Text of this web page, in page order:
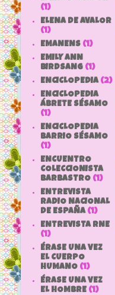
(1)
ELENA DE AVALOR
(1)
EMANENS (1)
EMILY ANN
BIRDSANG (1)
ENCICLOPEDIA (2)
ENCICLOPEDIA
ÁBRETE SÉSAMO
(1)
ENCICLOPEDIA
BARRIO SÉSAMO
(1)
ENCUENTRO
COLECCIONISTA
BARBASTRO (1)
ENTREVISTA
RADIO NACIONAL
DE ESPAÑA (1)
ENTREVISTA RNE
(1)
ÉRASE UNA VEZ
EL CUERPO
HUMANO (1)
ÉRASE UNA VEZ
EL HOMBRE (1)